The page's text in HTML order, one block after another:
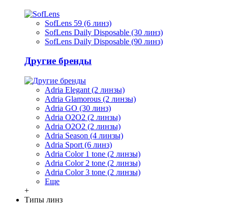
SofLens 59 (6 линз)
SofLens Daily Disposable (30 линз)
SofLens Daily Disposable (90 линз)
Другие бренды
Adria Elegant (2 линзы)
Adria Glamorous (2 линзы)
Adria GO (30 линз)
Adria O2O2 (2 линзы)
Adria O2O2 (2 линзы)
Adria Season (4 линзы)
Adria Sport (6 линз)
Adria Сolor 1 tone (2 линзы)
Adria Сolor 2 tone (2 линзы)
Adria Сolor 3 tone (2 линзы)
Еще
+
Типы линз